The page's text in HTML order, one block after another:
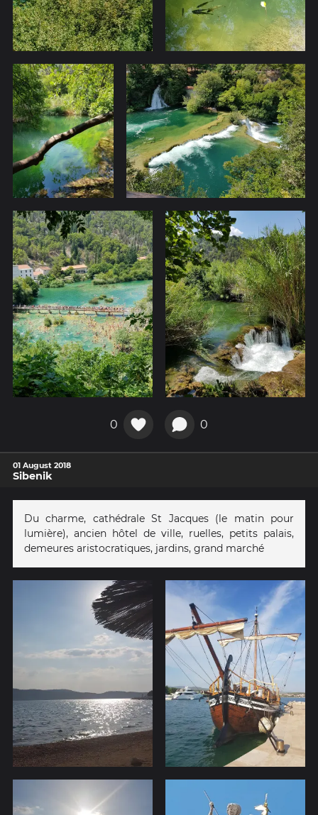
0 0
01 August 2018
Sibenik
Du charme, cathédrale St Jacques (le matin pour
lumière), ancien hôtel de ville, ruelles, petits palais,
demeures aristocratiques, jardins, grand marché